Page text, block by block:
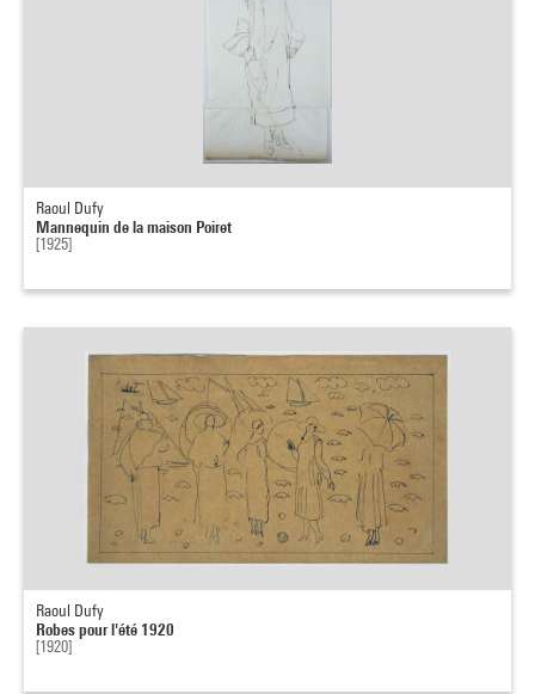
Raoul Dufy
Mannequin de la maison Poiret
[1925]
Raoul Dufy
Robes pour l'été 1920
[1920]